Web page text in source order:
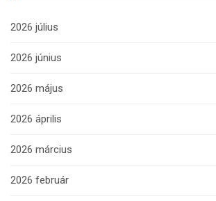
2026 július
2026 június
2026 május
2026 április
2026 március
2026 február